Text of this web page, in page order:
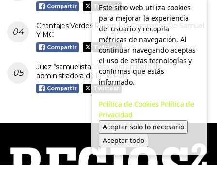
Compartir Twittear
Chantajes Verdes Pagan Las Campañas De Samuel
Y MC
Compartir Twittear
Juez “samuelista” resolverá amparo de
administradora de la Tía Paty
Compartir Twittear
Este sitio web utiliza cookies
para mejorar la experiencia
del usuario y recopilar
métricas de navegación. Al
continuar navegando aceptas
el uso de estas tecnologías y
confirmas que estás
informado.
Política de Cookies Política de
Privacidad
Aceptar solo lo necesario
Aceptar todo